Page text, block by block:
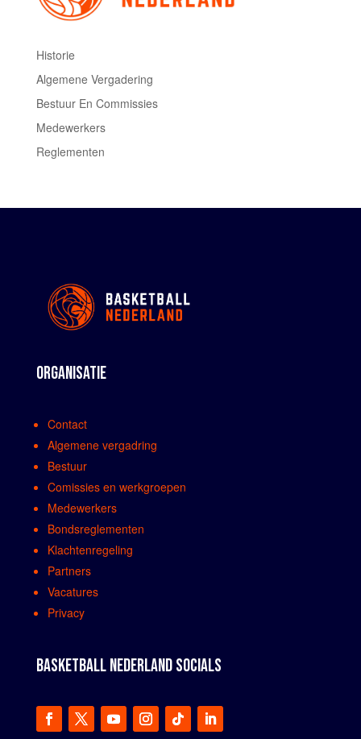
Historie
Algemene Vergadering
Bestuur En Commissies
Medewerkers
Reglementen
ORGANISATIE
Contact
Algemene vergadring
Bestuur
Comissies en werkgroepen
Medewerkers
Bondsreglementen
Klachtenregeling
Partners
Vacatures
Privacy
BASKETBALL NEDERLAND SOCIALS